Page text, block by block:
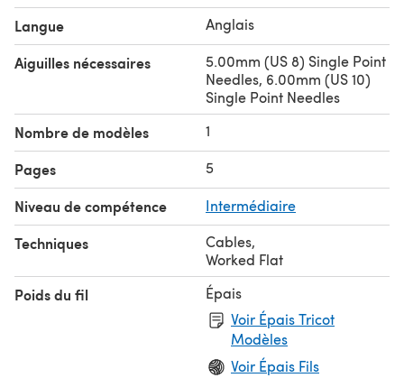
Langue Anglais
Aiguilles nécessaires
5.00mm (US 8) Single Point
Needles, 6.00mm (US 10)
Single Point Needles
Nombre de modèles 1
Pages 5
Niveau de compétence Intermédiaire
Techniques Cables,
Worked Flat
Poids du fil
Épais
Voir Épais Tricot
Modèles
Voir Épais Fils